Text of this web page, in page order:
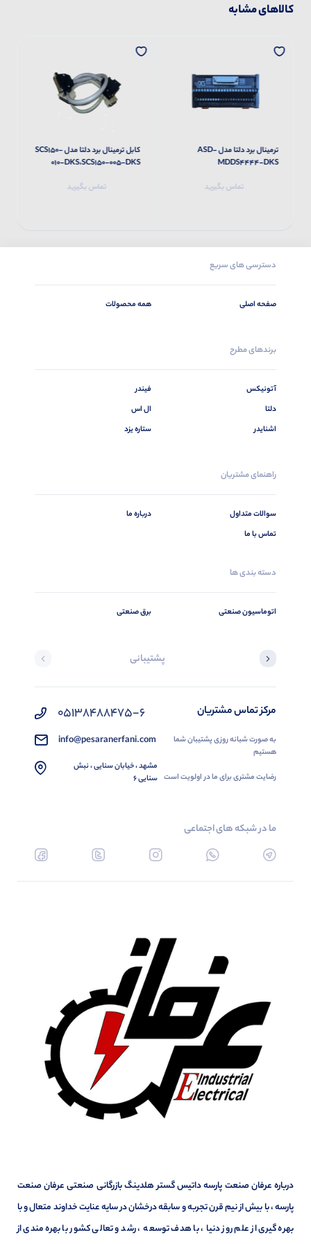
کالاهای مشابه
ترمینال برد دلتا مدل ASD-
MDDS4444-DKS
تماس بگیرید
کابل ترمینال برد دلتا مدل SCS150-
010-DKS،SCS150-005-DKS
تماس بگیرید
دسترسی های سریع
صفحه اصلی همه محصولات
برندهای مطرح
آتونیکس
دلتا
اشنایدر
فیندر
ال اس
ستاره یزد
راهنمای مشتریان
سوالات متداول
تماس با ما
درباره ما
دسته بندی ها
اتوماسیون صنعتی برق صنعتی
پشتیبانی
مرکز تماس مشتریان
به صورت شبانه روزی پشتیبان شما
هستیم
رضایت مشتری برای ما در اولویت است
05138488475-6
info@pesaranerfani.com
مشهد ، خیابان سنایی ، نبش
سنایی 6
ما در شبکه های اجتماعی
درباره عرفان صنعت پارسه داتیس گستر هلدینگ بازرگانی صنعتی عرفان صنعت
پارسه ، با بیش از نیم قرن تجربه و سابقه درخشان در سایه عنایت خداوند متعال و با
بهره گیری از علم روز دنیا ، با هدف توسعه ، رشد و تعالی کشور با بهره مندی از